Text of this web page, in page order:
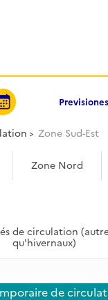
Previsiones
Zone Sud-Est
Zone Nord
de circulation
qu'hivernaux)
de